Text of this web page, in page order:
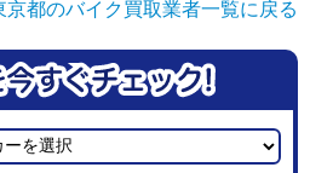
京都のバイク買取業者一覧に戻る